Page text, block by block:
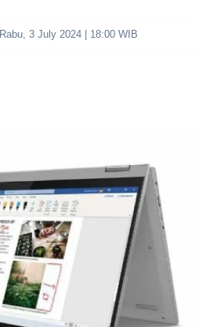
Rabu, 3 July 2024 | 18:00 WIB